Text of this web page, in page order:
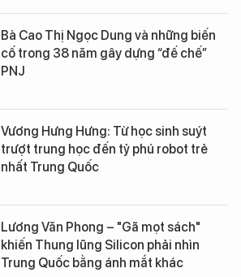
Bà Cao Thị Ngọc Dung và những biến
cố trong 38 năm gây dựng “đế chế”
PNJ
Vương Hưng Hưng: Từ học sinh suýt
trượt trung học đến tỷ phú robot trẻ
nhất Trung Quốc
Lương Văn Phong – "Gã mọt sách"
khiến Thung lũng Silicon phải nhìn
Trung Quốc bằng ánh mắt khác